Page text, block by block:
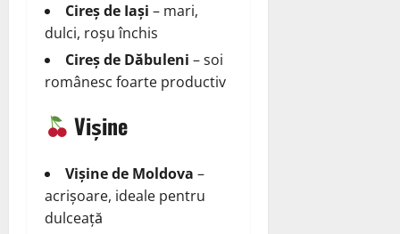
Cireș de Iași – mari,
dulci, roșu închis
Cireș de Dăbuleni – soi
românesc foarte productiv
Vișine
Vișine de Moldova –
acrișoare, ideale pentru
dulceață